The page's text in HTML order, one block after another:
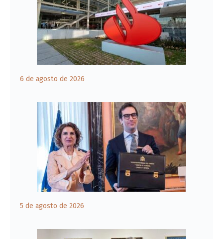
6 de agosto de 2026
5 de agosto de 2026